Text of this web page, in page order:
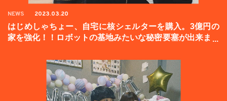
NEWS 2023.03.20
はじめしゃちょー、自宅に核シェルターを購入。3億円の
家を強化！！ロボットの基地みたいな秘密要塞が出来まし